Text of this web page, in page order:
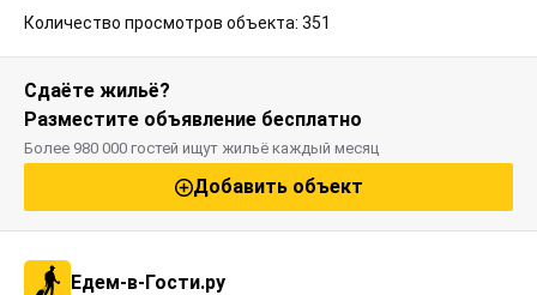
Количество просмотров объекта: 351
Сдаёте жильё?
Разместите объявление бесплатно
Более 980 000 гостей ищут жильё каждый месяц
Добавить объект
Едем-в-Гости.ру